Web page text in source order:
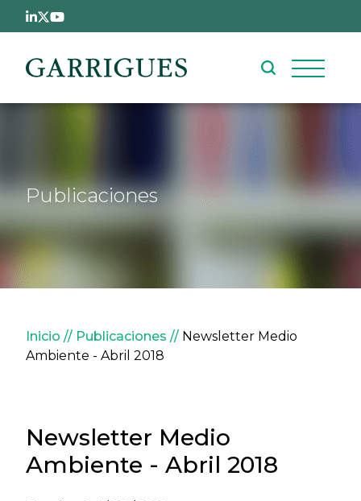
Pasar al contenido principal
Publicaciones
Sobrescribir enlaces de
Inicio Publicaciones
Newsletter Medio
Ambiente - Abril 2018
Newsletter Medio
Ambiente - Abril 2018